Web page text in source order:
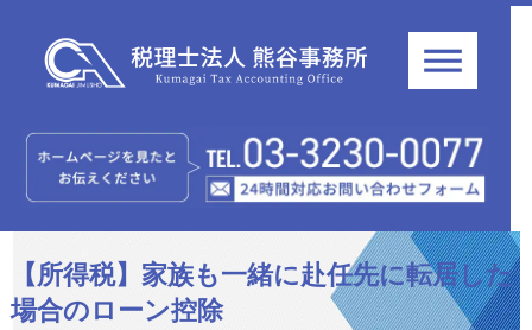
【所得税】家族も一緒に赴任先に転居した
場合のローン控除